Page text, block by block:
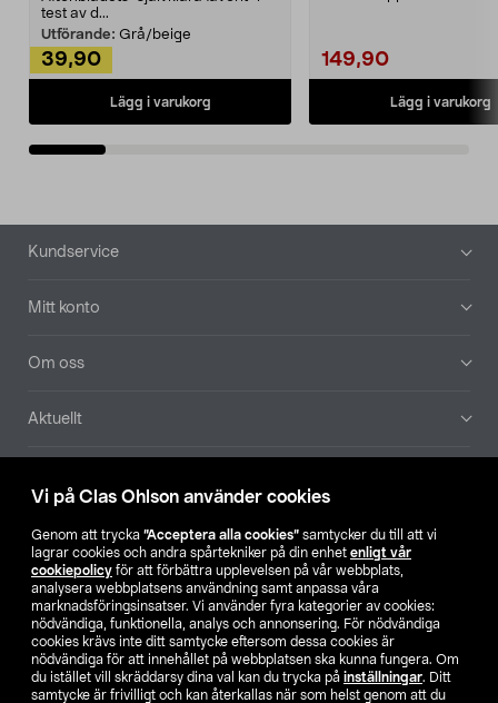
Vi på Clas Ohlson använder cookies
Genom att trycka ”Acceptera alla cookies” samtycker du till att vi
lagrar cookies och andra spårtekniker på din enhet enligt vår
cookiepolicy för att förbättra upplevelsen på vår webbplats,
analysera webbplatsens användning samt anpassa våra
marknadsföringsinsatser. Vi använder fyra kategorier av cookies:
nödvändiga, funktionella, analys och annonsering. För nödvändiga
cookies krävs inte ditt samtycke eftersom dessa cookies är
nödvändiga för att innehållet på webbplatsen ska kunna fungera. Om
du istället vill skräddarsy dina val kan du trycka på inställningar. Ditt
samtycke är frivilligt och kan återkallas när som helst genom att du
test av d...
Utförande: Grå/beige
39,90
Lägg i varukorg
149,90
Lägg i varukorg
Sidfot
Kundservice
Mitt konto
Om oss
Aktuellt
Hitta butik
SE NO FI